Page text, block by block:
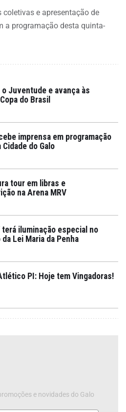
coletivas e apresentação de
a programação desta quinta-
o Juventude e avança às
do Brasil
imprensa em programação
do Galo
tour em libras e
na Arena MRV
terá iluminação especial no
Lei Maria da Penha
PI: Hoje tem Vingadoras!
e novidades do Galo